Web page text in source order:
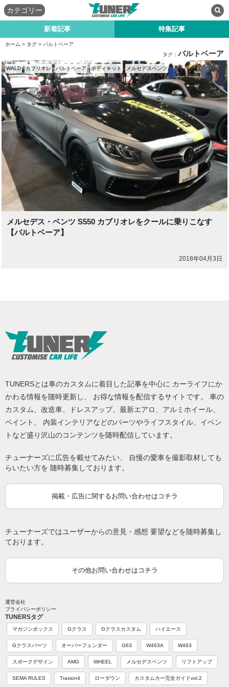
カテゴリー
新着記事 特集記事
ホーム > タグ > バルトベーア
タグ： バルトベーア
メルセデス・ベンツ S550 カブリオレをクールに乗りこなす
【バルトベーア】
2018年04月3日
WALD カブリオレ バルトベーア ボディキット メルセデスベンツ
TUNERSとは車のカスタムに着目した記事を中心に カーライフにか
かわる情報を随時更新し、 お得な情報を配信するサイトです。 車の
カスタム、改造車、ドレスアップ、最新エアロ、アルミホイール、
ペイント、 内装インテリアなどのパーツやライフスタイル、イベン
トなど盛り沢山のコンテンツを随時配信しています。
チューナーズに広告を載せてみたい、 自慢の愛車を撮影取材しても
らいたい方を 随時募集しております。
掲載・広告に関するお問い合わせはコチラ
チューナーズではユーザーからの意見・感想 要望などを随時募集し
ております。
その他お問い合わせはコチラ
運営会社
プライバシーポリシー
TUNERSタグ
マガジンボックス Gクラス Gクラスカスタム ハイエース
Gクラスパーツ オーバーフェンダー G63 W463A W463
スポークデザイン AMG WHEEL メルセデスベンツ リフトアップ
SEMA RULES Traxion4 ローダウン カスタムカー完全ガイドvol.2